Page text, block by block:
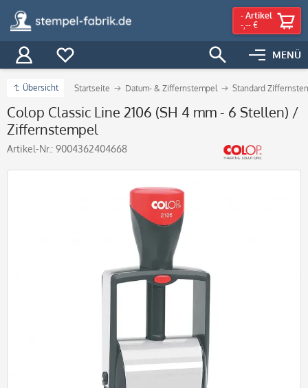
MENÜ
- Artikel
-,-- €
Übersicht Startseite Datum- & Ziffernstempel Standard
Colop Classic Line 2106 (SH 4 mm - 6 Stellen) /
Ziffernstempel
Artikel-Nr.: 9004362404668